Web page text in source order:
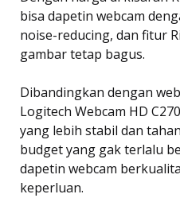
bisa dapetin webcam
noise-reducing, dan fitur
gambar tetap bagus.
Dibandingkan dengan
Logitech Webcam HD
yang lebih stabil dan
budget yang gak terlalu
dapetin webcam
keperluan.